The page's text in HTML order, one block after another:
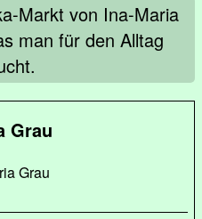
Markt von Ina-Maria
man für den Alltag
Grau
Grau